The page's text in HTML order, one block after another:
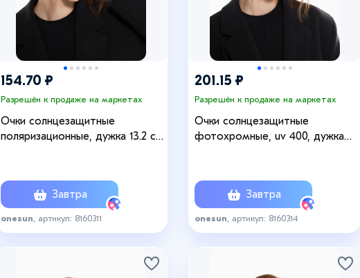
154.70 ₽
Разрешён к продаже на маркетах
Очки солнцезащитные
поляризационные, дужка 13.2 см,
Завтра
onesun , артикул: 8160311
201.15 ₽
Разрешён к продаже на маркетах
Очки солнцезащитные
фотохромные, uv 400, дужка
Завтра
onesun , артикул: 8160314